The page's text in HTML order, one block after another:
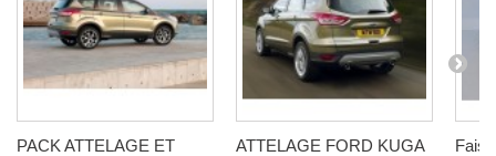
PACK ATTELAGE ET
ATTELAGE FORD KUGA